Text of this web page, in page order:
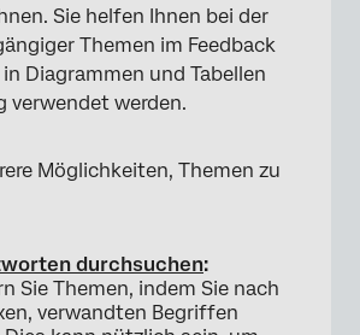
Themen
Sie helfen Ihnen bei der
Themen im Feedback
Diagrammen und Tabellen
verwendet werden.
Möglichkeiten, Themen zu
durchsuchen:
Sie Themen, indem Sie nach
verwandten Begriffen